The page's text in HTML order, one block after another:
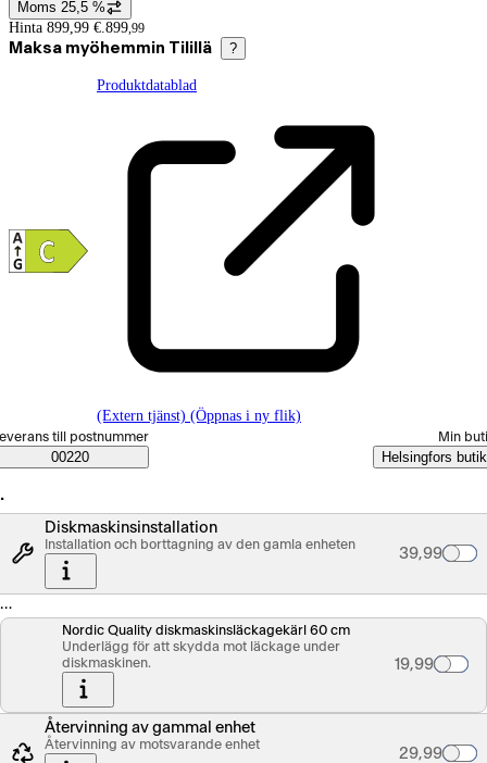
Prisinformation
Moms 25,5 %
Hinta 899,99 €. 899,99
Maksa myöhemmin Tilillä ?
Produktdatablad
(Extern tjänst) (Öppnas i ny flik)
Saatavuustiedot
beställningssätt
till postnummer
00220
Min
Helsingfors butik
Diskmaskinsinstallation
Installation och borttagning av den gamla enheten
Palvelun
39,99
…
Nordic Quality diskmaskinsläckagekärl 60 cm
Underlägg för att skydda mot läckage under
diskmaskinen.
Tuotteen
19,99
Återvinning av gammal enhet
Återvinning av motsvarande enhet
Palvelun
29,99